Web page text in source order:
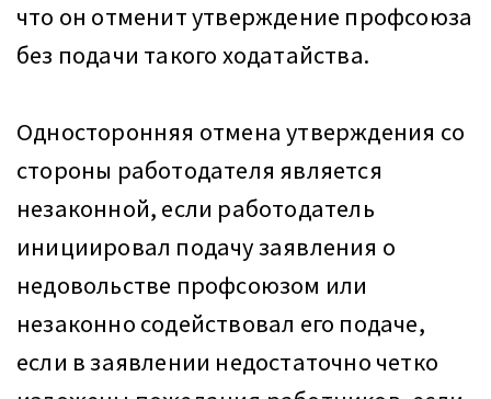
что он отменит утверждение профсоюза
без подачи такого ходатайства.
Односторонняя отмена утверждения со
стороны работодателя является
незаконной, если работодатель
инициировал подачу заявления о
недовольстве профсоюзом или
незаконно содействовал его подаче,
если в заявлении недостаточно четко